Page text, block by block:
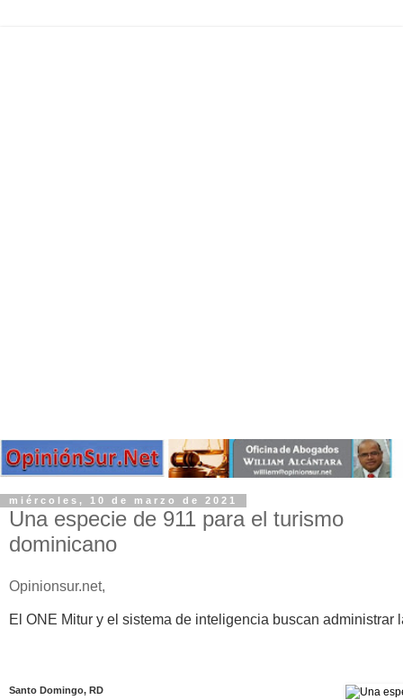
miércoles, 10 de marzo de 2021
Una especie de 911 para el turismo
dominicano
Opinionsur.net,
El ONE Mitur y el sistema de inteligencia buscan administrar
Santo Domingo, RD